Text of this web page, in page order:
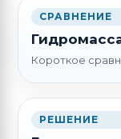
СРАВНЕНИЕ
Короткое
РЕШЕНИЕ